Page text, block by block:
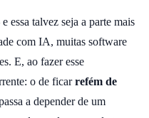
essa talvez seja a parte mais
com IA, muitas software
E, ao fazer esse
o de ficarrefém de
a depender de um